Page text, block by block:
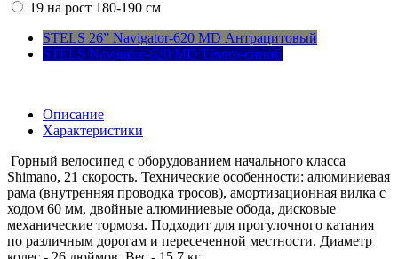
19 на рост 180-190 см
STELS 26” Navigator-620 MD Антрацитовый
STELS Navigator-620 MD Тёмно-синий
Описание
Характеристики
Горный велосипед с оборудованием начального класса
Shimano, 21 скорость. Технические особенности: алюминиевая
рама (внутренняя проводка тросов), амортизационная вилка с
ходом 60 мм, двойные алюминиевые обода, дисковые
механические тормоза. Подходит для прогулочного катания
по различным дорогам и пересеченной местности. Диаметр